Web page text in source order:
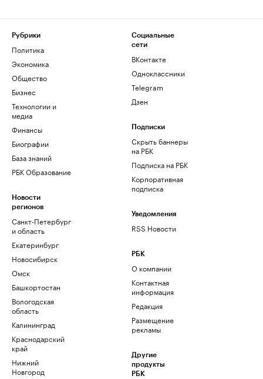
Рубрики
Политика
Экономика
Общество
Бизнес
Технологии и
медиа
Финансы
Биографии
База знаний
РБК Образование
Новости
регионов
Санкт-Петербург
и область
Екатеринбург
Новосибирск
Омск
Башкортостан
Вологодская
область
Калининград
Краснодарский
край
Нижний
Новгород
Социальные
сети
ВКонтакте
Одноклассники
Telegram
Дзен
Подписки
Скрыть баннеры
на РБК
Подписка на РБК
Корпоративная
подписка
Уведомления
RSS Новости
РБК
О компании
Контактная
информация
Редакция
Размещение
рекламы
Другие
продукты
РБК